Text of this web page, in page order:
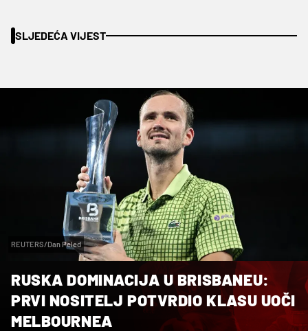
SLJEDEĆA VIJEST
REUTERS/Dan Peled
RUSKA DOMINACIJA U BRISBANEU:
PRVI NOSITELJ POTVRDIO KLASU UOČI
MELBOURNEA